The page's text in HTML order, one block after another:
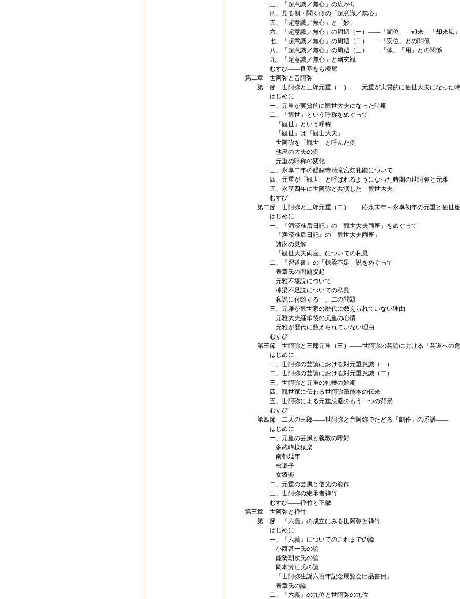
三、「超意識／無心」の広がり
四、見る側・聞く側の「超意識／無心」
五、「超意識／無心」と「妙」
六、「超意識／無心」の周辺（一）――「闌位」「却来」「却来風」
七、「超意識／無心」の周辺（二）――「安位」との関係
八、「超意識／無心」の周辺（三）――「体」「用」との関係
九、「超意識／無心」と幽玄観
むすび――良基をも凌駕
第二章 世阿弥と音阿弥
第一節 世阿弥と三郎元重（一）――元重が実質的に観世大夫になった
はじめに
一、元重が実質的に観世大夫になった時期
二、「観世」という呼称をめぐって
「観世」という呼称
「観世」は「観世大夫」
世阿弥を「観世」と呼んだ例
他座の大夫の例
元重の呼称の変化
三、永享二年の醍醐寺清滝宮祭礼能について
四、元重が「観世」と呼ばれるようになった時期の世阿弥と元雅
五、永享四年に世阿弥と共演した「観世大夫」
むすび
第二節 世阿弥と三郎元重（二）――応永末年～永享初年の元重と観世
はじめに
一、『満済准后日記』の「観世大夫両座」をめぐって
『満済准后日記』の「観世大夫両座」
諸家の見解
「観世大夫両座」についての私見
二、『習道書』の「棟梁不足」説をめぐって
表章氏の問題提起
元雅不堪説について
棟梁不足説についての私見
私説に付随する一、二の問題
三、元雅が観世家の歴代に数えられていない理由
元雅大夫継承後の元重の心情
元雅が歴代に数えられていない理由
むすび
第三節 世阿弥と三郎元重（三）――世阿弥の芸論における「芸道への
はじめに
一、世阿弥の芸論における対元重意識（一）
二、世阿弥の芸論における対元重意識（二）
三、世阿弥と元重の軋轢の始期
四、観世家に伝わる世阿弥筆能本の伝来
五、世阿弥による元重忌避のもう一つの背景
むすび
第四節 二人の三郎――世阿弥と音阿弥でたどる「劇作」の系譜――
はじめに
一、元重の芸風と義教の嗜好
多武峰様猿楽
南都延年
松囃子
女猿楽
二、元重の芸風と信光の能作
三、世阿弥の継承者禅竹
むすび――禅竹と正徹
第三章 世阿弥と禅竹
第一節 『六義』の成立にみる世阿弥と禅竹
はじめに
一、『六義』についてのこれまでの論
小西甚一氏の論
能勢朝次氏の論
岡本芳江氏の論
『世阿弥生誕六百年記念展覧会出品書目』
表章氏の論
二、『六義』の九位と世阿弥の九位